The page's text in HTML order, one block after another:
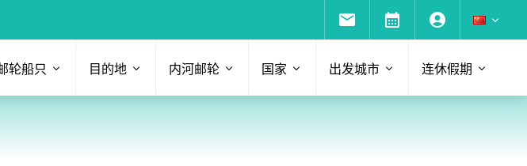
轮船只 目的地 内河邮轮 国家 出发城市 连休假期